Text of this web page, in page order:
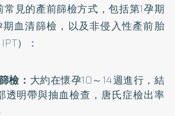
見的產前篩檢方式，包括第1孕期
血清篩檢，以及非侵入性產前胎
）：
檢： 大約在懷孕10～14週進行，結
透明帶與抽血檢查，唐氏症檢出率